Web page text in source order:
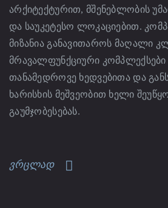
არქიტექტურით, მშენებლობის
და საუკეტესო ლოკაციებით.
მიზანია განავითაროს მაღალი
მრავალფუნქციური კომპლექსები
თანამედროვე ხედვებითა და
ხარისხის მეშვეობით ხელი
გაუმჯობესებას.
ვრცლად